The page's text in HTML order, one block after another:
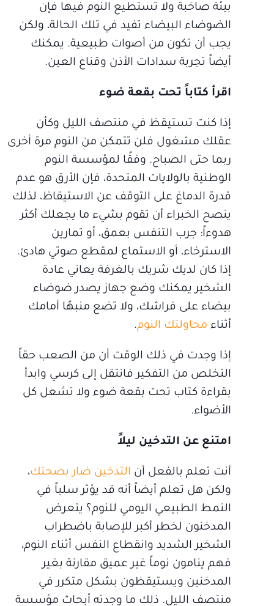
بيئة صاخبة ولا تستطيع النوم فيها فإن
الضوضاء البيضاء تفيد في تلك الحالة، ولكن
يجب أن تكون من أصوات طبيعية. يمكنك
أيضاً تجربة سدادات الأذن وقناع العين.
اقرأ كتاباً تحت بقعة ضوء
إذا كنت تستيقظ في منتصف الليل وكأن
عقلك مشغول فلن تتمكن من النوم مرة أخرى
ربما حتى الصباح. وفقًا لمؤسسة النوم
الوطنية بالولايات المتحدة، فإن الأرق هو عدم
قدرة الدماغ على التوقف عن الاستيقاظ، لذلك
ينصح الخبراء أن تقوم بشيء ما يجعلك أكثر
هدوءاً: جرب التنفس بعمق، أو تمارين
الاسترخاء، أو الاستماع لمقطع صوتي هادئ.
إذا كان لديك شريك بالغرفة يعاني عادة
الشخير يمكنك وضع جهاز يصدر ضوضاء
بيضاء على فراشك، ولا تضع منبهًا أمامك
أثناء محاولتك النوم.
إذا وجدت في ذلك الوقت أن من الصعب حقاً
التخلص من التفكير فانتقل إلى كرسي وابدأ
بقراءة كتاب تحت بقعة ضوء ولا تشعل كل
الأضواء.
امتنع عن التدخين ليلاً
أنت تعلم بالفعل أن التدخين ضار بصحتك،
ولكن هل تعلم أيضاً أنه قد يؤثر سلباً في
النمط الطبيعي اليومي للنوم؟ يتعرض
المدخنون لخطر أكبر للإصابة باضطراب
الشخير الشديد وانقطاع النفس أثناء النوم،
فهم ينامون نوماً غير عميق مقارنة بغير
المدخنين ويستيقظون بشكل متكرر في
منتصف الليل. ذلك ما وجدته أبحاث مؤسسة